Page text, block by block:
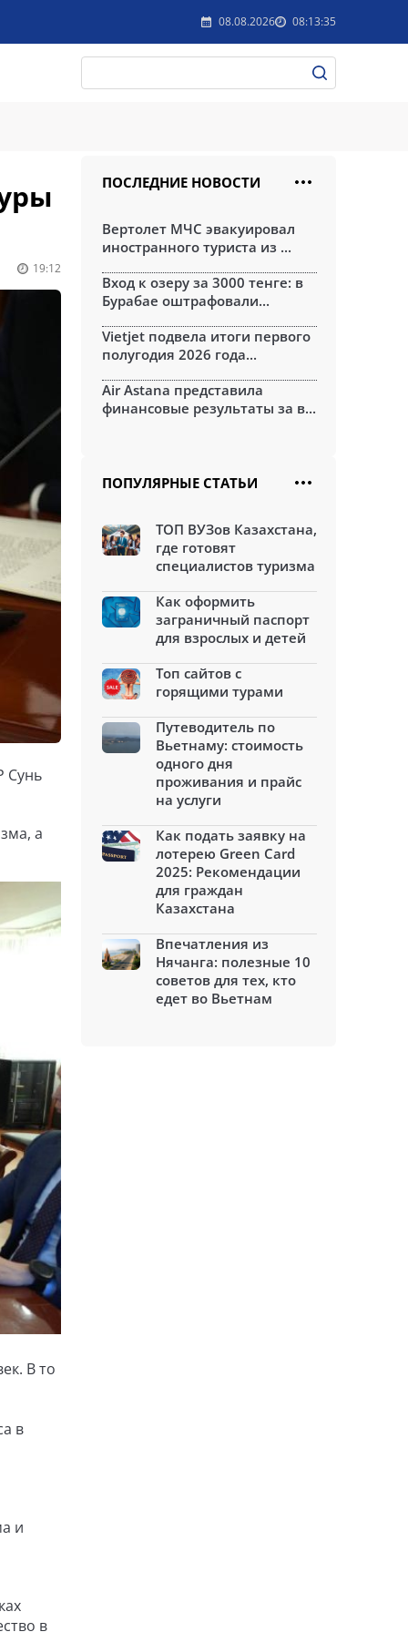
08.08.2026 08:13:35
19:12
Сунь
а
В то
в
и
в
ПОСЛЕДНИЕ НОВОСТИ
Вертолет МЧС эвакуировал
иностранного туриста из ...
Вход к озеру за 3000 тенге: в
Бурабае оштрафовали...
Vietjet подвела итоги первого
полугодия 2026 года...
Air Astana представила
финансовые результаты за в...
ПОПУЛЯРНЫЕ СТАТЬИ
ТОП ВУЗов Казахстана,
где готовят
специалистов туризма
Как оформить
заграничный паспорт
для взрослых и детей
Топ сайтов с
горящими турами
Путеводитель по
Вьетнаму: стоимость
одного дня
проживания и прайс
на услуги
Как подать заявку на
лотерею Green Card
2025: Рекомендации
для граждан
Казахстана
Впечатления из
Нячанга: полезные 10
советов для тех, кто
едет во Вьетнам